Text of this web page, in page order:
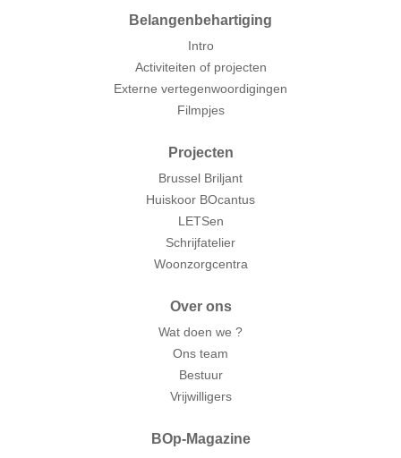
Belangenbehartiging
Intro
Activiteiten of projecten
Externe vertegenwoordigingen
Filmpjes
Projecten
Brussel Briljant
Huiskoor BOcantus
LETSen
Schrijfatelier
Woonzorgcentra
Over ons
Wat doen we ?
Ons team
Bestuur
Vrijwilligers
BOp-Magazine